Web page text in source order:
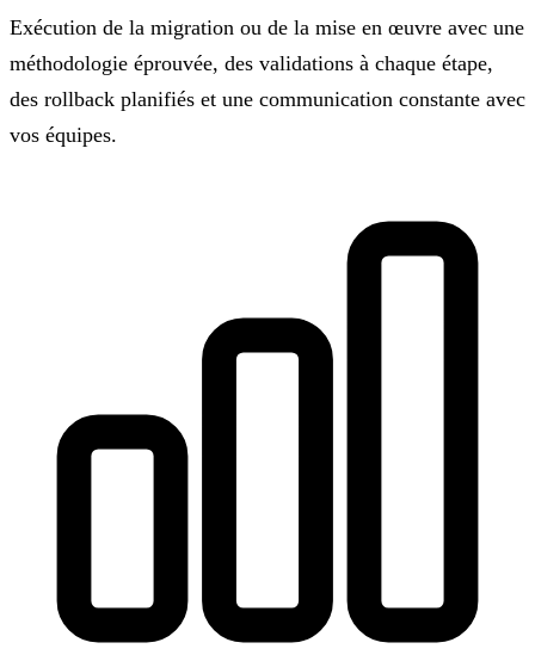
Exécution de la migration ou de la mise en œuvre avec une
méthodologie éprouvée, des validations à chaque étape,
des rollback planifiés et une communication constante avec
vos équipes.